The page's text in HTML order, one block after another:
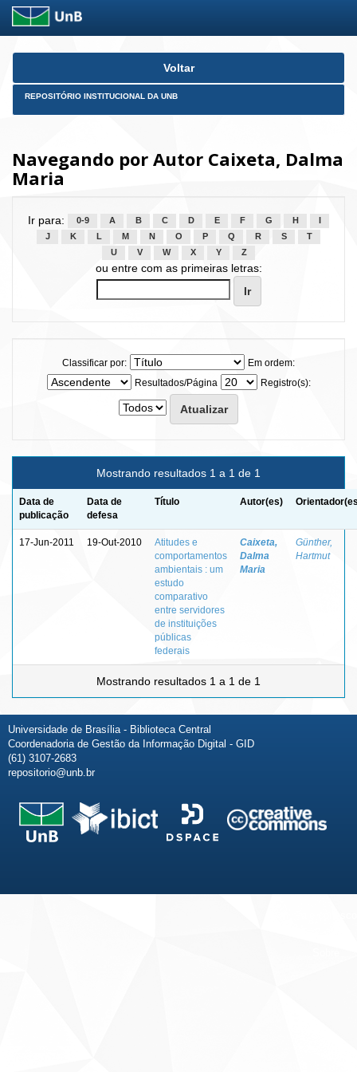
Skip
Voltar
REPOSITÓRIO INSTITUCIONAL DA UNB
Navegando por Autor Caixeta, Dalma
Maria
Ir para: 0-9 A B C D E F G H
J
K L M N O P Q R S
T
U
V W X Y Z
ou entre com as primeiras letras:
Classificar por:
Em ordem:
Resultados/Página
Registro(s):
Mostrando resultados 1 a 1 de 1
Data de
publicação
Data de
defesa
Título Autor(es)
17-Jun-2011 19-Out-2010
Atitudes e
comportamentos
ambientais : um
estudo
comparativo
entre servidores
de instituições
públicas
federais
Caixeta,
Dalma
Maria
Günther,
Hartmut
Mostrando resultados 1 a 1 de 1
Universidade de Brasília - Biblioteca Central
Coordenadoria de Gestão da Informação Digital - GID
(61) 3107-2683
repositorio@unb.br